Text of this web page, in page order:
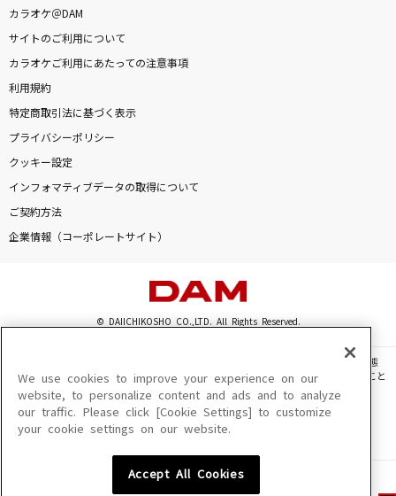
カラオケ＠DAM
サイトのご利用について
カラオケご利用にあたっての注意事項
利用規約
特定商取引法に基づく表示
プライバシーポリシー
クッキー設定
インフォマティブデータの取得について
ご契約方法
企業情報（コーポレートサイト）
© DAIICHIKOSHO CO.,LTD. All Rights Reserved.
このサイトに掲載されている一切の文章・画像・写真・動画・音声等を、手段や形態
を問わず、著作権法の定める範囲を超えて無断で複製、転載、ファイル化などすること
を禁じます。
楽曲及びコンテンツは、機種によりご利用いただけない場合があります。
楽曲及びコンテンツの配信日、配信内容が変更になる場合があります。
We use cookies to improve your experience on our
website, to personalize content and ads and to analyze
our traffic. Please click [Cookie Settings] to customize
your cookie settings on our website.
Accept All Cookies